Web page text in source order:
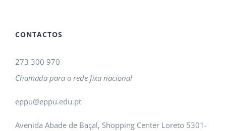
CONTACTOS
273 300 970
Chamada para a rede fixa nacional
eppu@eppu.edu.pt
Avenida Abade de Baçal, Shopping Center Loreto 5301-